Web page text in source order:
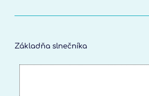
Základňa slnečníka